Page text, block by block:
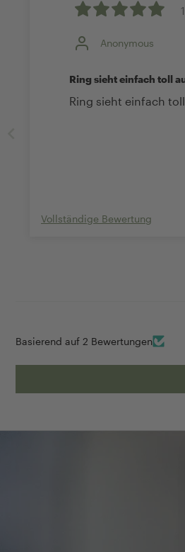
Anonymous
Ring sieht einfach toll
Ring sieht einfach
Vollständige Bewertung
Basierend auf 2 Bewertungen